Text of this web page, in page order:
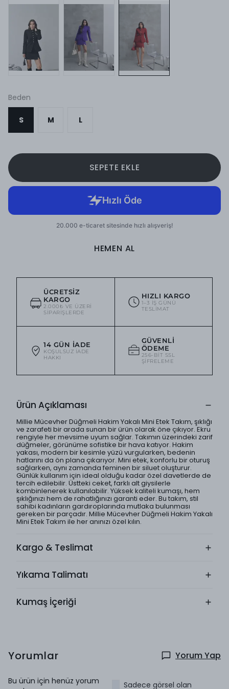
Beden
S M L
SEPETE EKLE
HEMEN AL
ÜCRETSIZ
KARGO
2.000₺ VE ÜZERI
SIPARIŞLERDE
HIZLI KARGO
1–3 IŞ GÜNÜ
TESLIMAT
14 GÜN İADE
KOŞULSUZ IADE
HAKKI
GÜVENLI
ÖDEME
256-BIT SSL
ŞIFRELEME
Ürün Açıklaması
Millie Mücevher Düğmeli Hakim Yakalı Mini Etek Takım, şıklığı
ve zarafeti bir arada sunan bir ürün olarak öne çıkıyor. Ekru
rengiyle her mevsime uyum sağlar. Takımın üzerindeki zarif
düğmeler, görünüme sofistike bir hava katıyor. Hakim
yakası, modern bir kesimle yüzü vurgularken, bedenin
hatlarını da ön plana çıkarıyor. Mini etek, konforlu bir oturuş
sağlarken, aynı zamanda feminen bir siluet oluşturur.
Günlük kullanım için ideal olduğu kadar özel davetlerde de
tercih edilebilir. Üstteki ceket, farklı alt giysilerle
kombinlenerek kullanılabilir. Yüksek kaliteli kumaşı, hem
şıklığınızı hem de rahatlığınızı garanti eder. Bu takım, stil
sahibi kadınların gardıroplarında mutlaka bulunması
gereken bir parçadır. Millie Mücevher Düğmeli Hakim Yakalı
Mini Etek Takım ile her anınızı özel kılın.
Kargo & Teslimat
Yıkama Talimatı
Kumaş İçeriği
Yorumlar Yorum Yap
Bu ürün için henüz yorum
Sadece görsel olan